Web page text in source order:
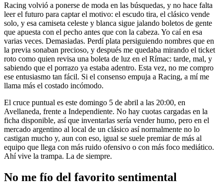
Racing volvió a ponerse de moda en las búsquedas, y no hace falta
leer el futuro para captar el motivo: el escudo tira, el clásico vende
solo, y esa camiseta celeste y blanca sigue jalando boletos de gente
que apuesta con el pecho antes que con la cabeza. Yo caí en esa
varias veces. Demasiadas. Perdí plata persiguiendo nombres que en
la previa sonaban precioso, y después me quedaba mirando el ticket
roto como quien revisa una boleta de luz en el Rímac: tarde, mal, y
sabiendo que el porrazo ya estaba adentro. Esta vez, no me compro
ese entusiasmo tan fácil. Si el consenso empuja a Racing, a mí me
llama más el costado incómodo.
El cruce puntual es este domingo 5 de abril a las 20:00, en
Avellaneda, frente a Independiente. No hay cuotas cargadas en la
ficha disponible, así que inventarlas sería vender humo, pero en el
mercado argentino al local de un clásico así normalmente no lo
castigan mucho y, aun con eso, igual se suele premiar de más al
equipo que llega con más ruido ofensivo o con más foco mediático.
Ahí vive la trampa. La de siempre.
No me fío del favorito sentimental